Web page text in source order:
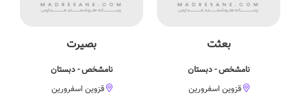
بعثت
نامشخص - دبستان
قزوین اسفرورین
بصیرت
نامشخص - دبستان
قزوین اسفرورین